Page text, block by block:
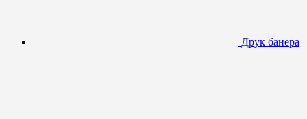
Друк банера